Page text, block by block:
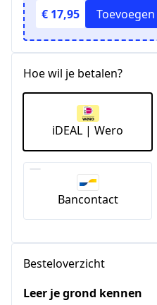
€ 17,95
Toevoegen
Hoe wil je betalen?
iDEAL | Wero
Bancontact
Besteloverzicht
Leer je grond kennen